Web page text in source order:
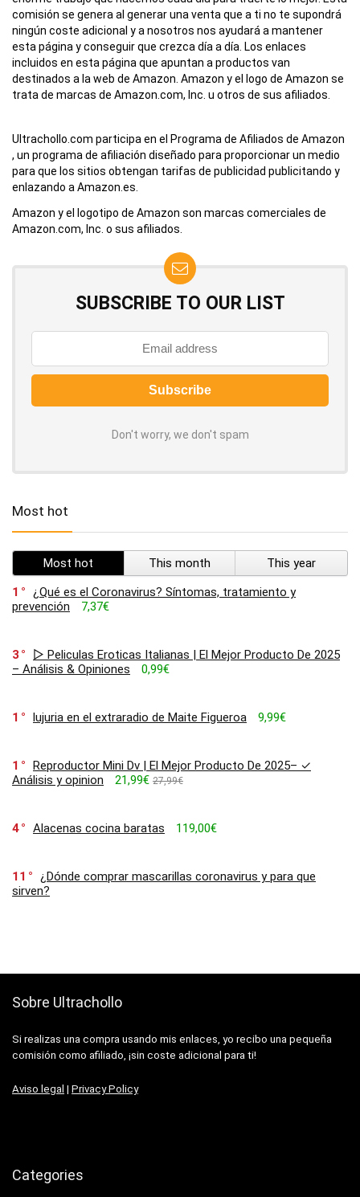
comisión se genera al generar una venta que a ti no te supondrá
ningún coste adicional y a nosotros nos ayudará a mantener
esta página y conseguir que crezca día a día. Los enlaces
incluidos en esta página que apuntan a productos van
destinados a la web de Amazon. Amazon y el logo de Amazon se
trata de marcas de Amazon.com, Inc. u otros de sus afiliados.
Ultrachollo.com participa en el Programa de Afiliados de Amazon
, un programa de afiliación diseñado para proporcionar un medio
para que los sitios obtengan tarifas de publicidad publicitando y
enlazando a Amazon.es.
Amazon y el logotipo de Amazon son marcas comerciales de
Amazon.com, Inc. o sus afiliados.
SUBSCRIBE TO OUR LIST
Don't worry, we don't spam
Most hot
Most hot This month
This year
1
¿Qué es el Coronavirus? Síntomas, tratamiento y
prevención
7,37€
3
▷ Peliculas Eroticas Italianas | El Mejor Producto De 2025
– Análisis & Opiniones
0,99€
1 lujuria en el extraradio de Maite Figueroa 9,99€
1
Reproductor Mini Dv | El Mejor Producto De 2025– ✓
Análisis y opinion
21,99€ 27,99€
4 Alacenas cocina baratas 119,00€
11
¿Dónde comprar mascarillas coronavirus y para que
sirven?
Sobre Ultrachollo
Si realizas una compra usando mis enlaces, yo recibo una pequeña
comisión como afiliado, ¡sin coste adicional para ti!
Aviso legal | Privacy Policy
Categories